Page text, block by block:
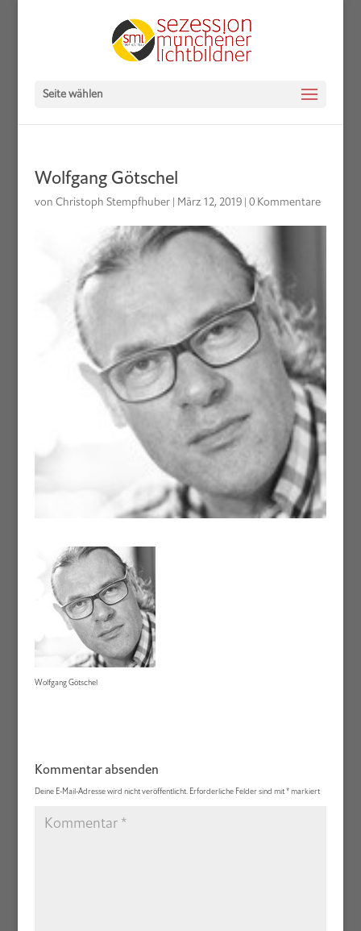
Seite wählen
Wolfgang Götschel
von Christoph Stempfhuber| März 12, 2019| 0 Kommentare
Wolfgang Götschel
Kommentar absenden
Deine E-Mail-Adresse wird nicht veröffentlicht. Erforderliche Felder sind mit*markiert